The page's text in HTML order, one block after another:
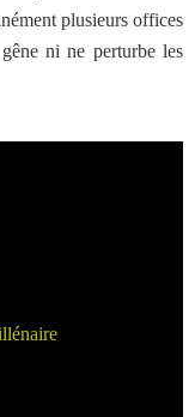
plusieurs offices
ni ne perturbe les